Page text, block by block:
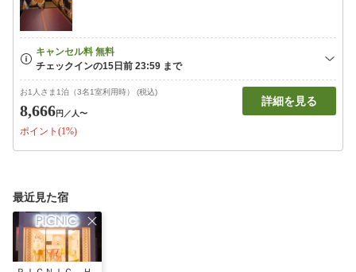
お1人さま1泊（3名1室利用時） (税込)
8,666円 ／人〜
ポイント(1%)
詳細を見る
最近見た宿